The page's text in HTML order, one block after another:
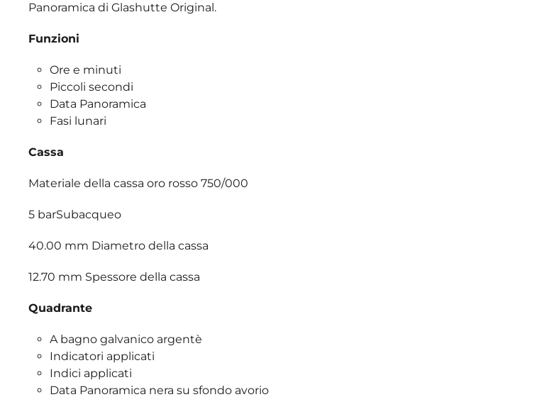
Panoramica di Glashutte Original.
Funzioni
Ore e minuti
Piccoli secondi
Data Panoramica
Fasi lunari
Cassa
Materiale della cassa oro rosso 750/000
5 barSubacqueo
40.00 mm Diametro della cassa
12.70 mm Spessore della cassa
Quadrante
A bagno galvanico argentè
Indicatori applicati
Indici applicati
Data Panoramica nera su sfondo avorio